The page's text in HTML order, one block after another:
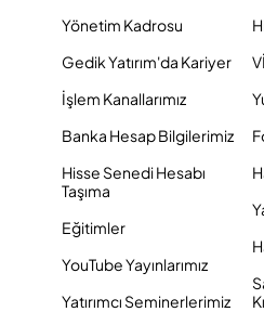
Yönetim Kadrosu
Gedik Yatırım'da Kariyer
İşlem Kanallarımız
Banka Hesap Bilgilerimiz
Hisse Senedi Hesabı
Taşıma
Eğitimler
YouTube Yayınlarımız
Yatırımcı Seminerlerimiz